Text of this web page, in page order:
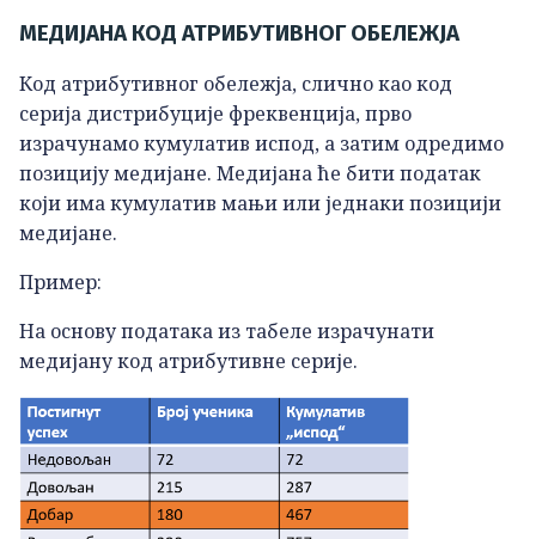
МЕДИЈАНА КОД АТРИБУТИВНОГ ОБЕЛЕЖЈА
Код атрибутивног обележја, слично као код
серија дистрибуције фреквенција, прво
израчунамо кумулатив испод, а затим одредимо
позицију медијане. Медијана ће бити податак
који има кумулатив мањи или једнаки позицији
медијане.
Пример:
На основу података из табеле израчунати
медијану код атрибутивне серије.